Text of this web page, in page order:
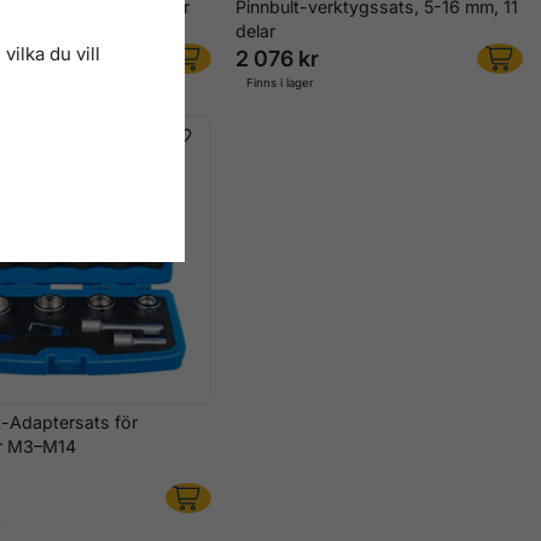
för skruvar, muttrar
Pinnbult-verktygssats, 5-16 mm, 11
delar
2 076 kr
Finns i lager
Adaptersats för
M3–M14
du vill